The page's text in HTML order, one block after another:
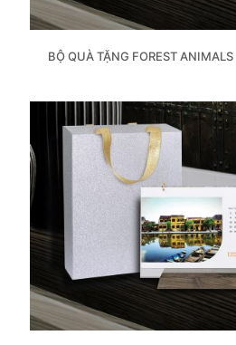
BỘ QUÀ TẶNG FOREST ANIMALS